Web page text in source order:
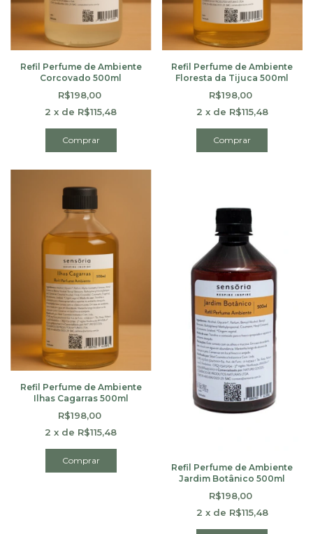
Refil Perfume de Ambiente
Corcovado 500ml
R$198,00
2 x de R$115,48
Comprar
Refil Perfume de Ambiente
Floresta da Tijuca 500ml
R$198,00
2 x de R$115,48
Comprar
Refil Perfume de Ambiente
Ilhas Cagarras 500ml
R$198,00
2 x de R$115,48
Comprar
Refil Perfume de Ambiente
Jardim Botânico 500ml
R$198,00
2 x de R$115,48